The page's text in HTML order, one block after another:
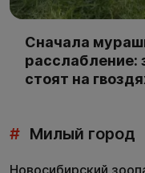
Сначала
расслабление:
стоят на
# Милый город